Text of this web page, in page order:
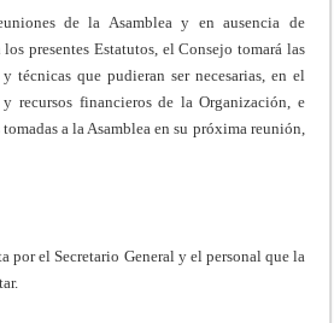
de la Asamblea y en ausencia de
presentes Estatutos, el Consejo tomará las
técnicas que pudieran ser necesarias, en el
recursos financieros de la Organización, e
a la Asamblea en su próxima reunión,
por el Secretario General y el personal que la